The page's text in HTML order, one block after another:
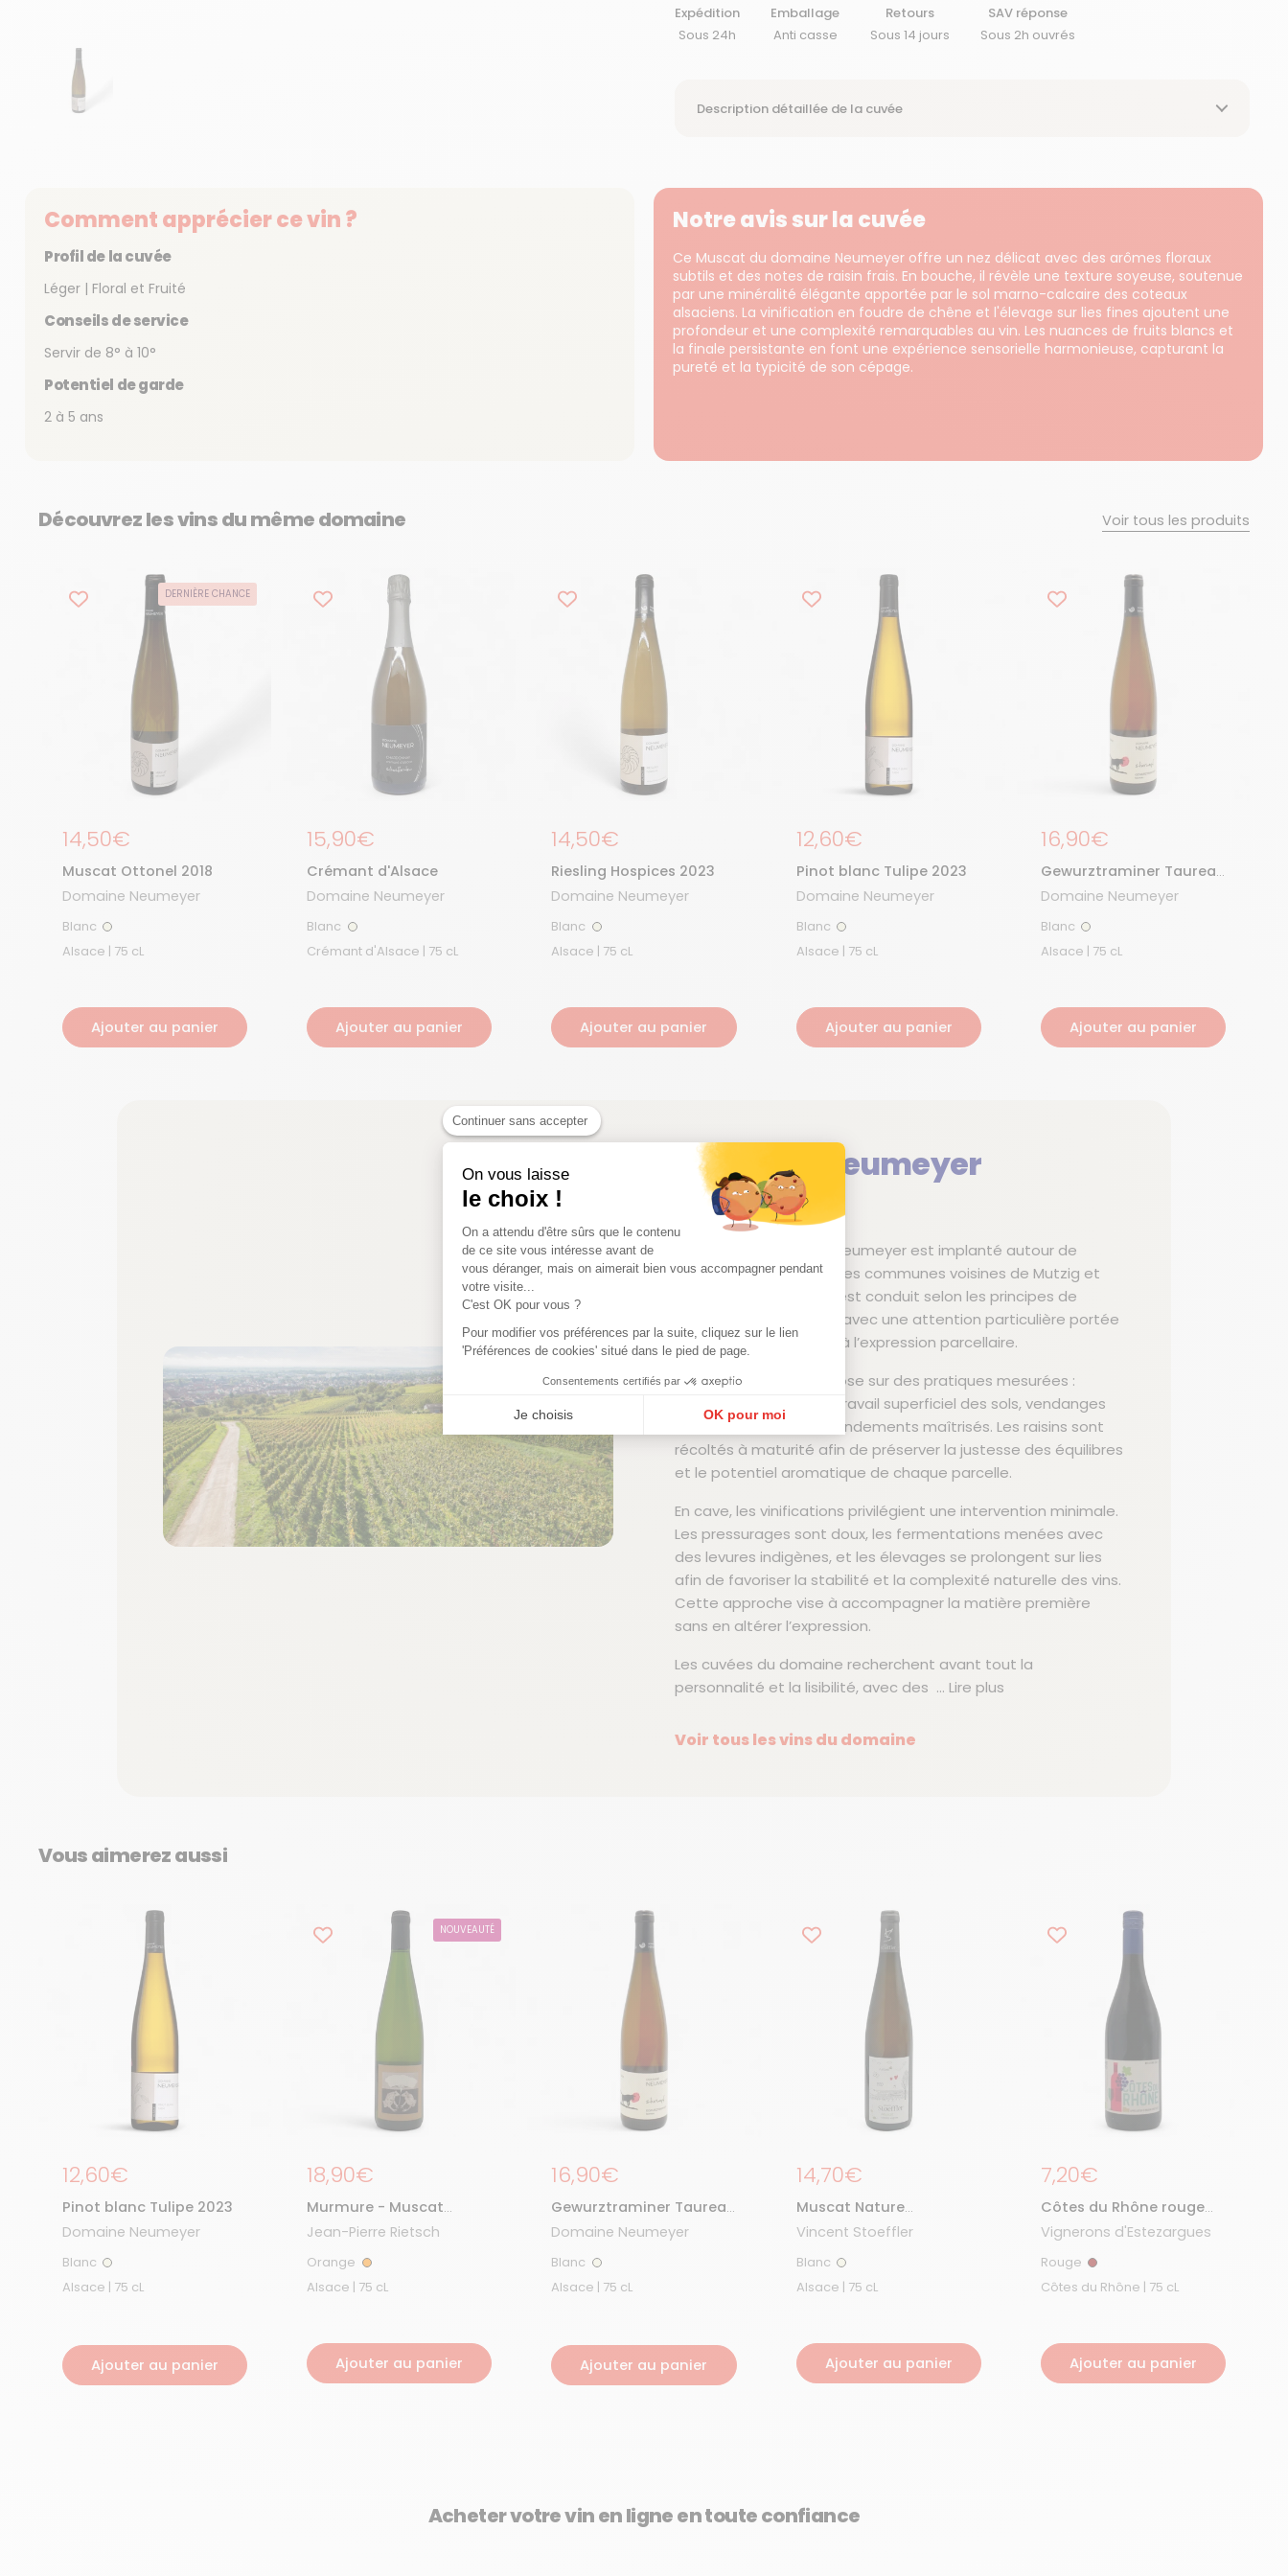
Continuer sans accepter
On vous laisse
le choix !
On a attendu d'être sûrs que le contenu
de ce site vous intéresse avant de
vous déranger, mais on aimerait bien vous accompagner pendant
votre visite...
C'est OK pour vous ?
Pour modifier vos préférences par la suite, cliquez sur le lien
'Préférences de cookies' situé dans le pied de page.
Consentements certifiés par
Je choisis OK pour moi
Axeptio consent
Plateforme de Gestion du Consentement : Personnalisez vos Options
Notre plateforme vous permet d'adapter et de gérer vos paramètres de confidentialité, en garantissant la conformité avec les réglementations.
Expédition
Sous 24h
Emballage
Anti casse
Retours
Sous 14 jours
SAV réponse
Sous 2h ouvrés
Description détaillée de la cuvée
Comment apprécier ce vin ?
Profil de la cuvée
Léger | Floral et Fruité
Conseils de service
Servir de 8° à 10°
Potentiel de garde
2 à 5 ans
Notre avis sur la cuvée
Ce Muscat du domaine Neumeyer offre un nez délicat avec des arômes floraux
subtils et des notes de raisin frais. En bouche, il révèle une texture soyeuse, soutenue
par une minéralité élégante apportée par le sol marno-calcaire des coteaux
alsaciens. La vinification en foudre de chêne et l'élevage sur lies fines ajoutent une
profondeur et une complexité remarquables au vin. Les nuances de fruits blancs et
la finale persistante en font une expérience sensorielle harmonieuse, capturant la
pureté et la typicité de son cépage.
Découvrez les vins du même domaine Voir tous les produits
DERNIÈRE CHANCE
Prix régulier
14,50€
Muscat Ottonel 2018
Domaine Neumeyer
Blanc Blanc
Alsace | 75 cL
Ajouter au panier
Prix régulier
15,90€
Crémant d'Alsace
Domaine Neumeyer
Blanc Blanc
Crémant d'Alsace | 75 cL
Ajouter au panier
Prix régulier
14,50€
Riesling Hospices 2023
Domaine Neumeyer
Blanc Blanc
Alsace | 75 cL
Ajouter au panier
Prix régulier
12,60€
Pinot blanc Tulipe 2023
Domaine Neumeyer
Blanc Blanc
Alsace | 75 cL
Ajouter au panier
Prix régulier
16,90€
Gewurztraminer Taureau
2023
Domaine Neumeyer
Blanc Blanc
Alsace | 75 cL
Ajouter au panier
Domaine Neumeyer
Alsace | France
En Alsace, le Domaine Neumeyer est implanté autour de
Molsheim, ainsi que sur les communes voisines de Mutzig et
Avolsheim. Le vignoble est conduit selon les principes de
l’agriculture biologique, avec une attention particulière portée
à l’équilibre des sols et à l’expression parcellaire.
Le travail à la vigne repose sur des pratiques mesurées :
enherbement naturel, travail superficiel des sols, vendanges
manuelles avec tri et rendements maîtrisés. Les raisins sont
récoltés à maturité afin de préserver la justesse des équilibres
et le potentiel aromatique de chaque parcelle.
En cave, les vinifications privilégient une intervention minimale.
Les pressurages sont doux, les fermentations menées avec
des levures indigènes, et les élevages se prolongent sur lies
afin de favoriser la stabilité et la complexité naturelle des vins.
Cette approche vise à accompagner la matière première
sans en altérer l’expression.
Les cuvées du domaine recherchent avant tout la
personnalité et la lisibilité, avec des ... Lire plus
Voir tous les vins du domaine
Vous aimerez aussi
Prix régulier
12,60€
Pinot blanc Tulipe 2023
Domaine Neumeyer
Blanc Blanc
Alsace | 75 cL
Ajouter au panier
NOUVEAUTÉ
Prix régulier
18,90€
Murmure - Muscat
Ottonel 2025
Jean-Pierre Rietsch
Orange Orange
Alsace | 75 cL
Ajouter au panier
Prix régulier
16,90€
Gewurztraminer Taureau
2023
Domaine Neumeyer
Blanc Blanc
Alsace | 75 cL
Ajouter au panier
Prix régulier
14,70€
Muscat Nature
Rutscherle Vieilles Vignes
2023
Vincent Stoeffler
Blanc Blanc
Alsace | 75 cL
Ajouter au panier
Prix régulier
7,20€
Côtes du Rhône rouge
bio 2022
Vignerons d'Estezargues
Rouge Rouge
Côtes du Rhône | 75 cL
Ajouter au panier
Acheter votre vin en ligne en toute confiance